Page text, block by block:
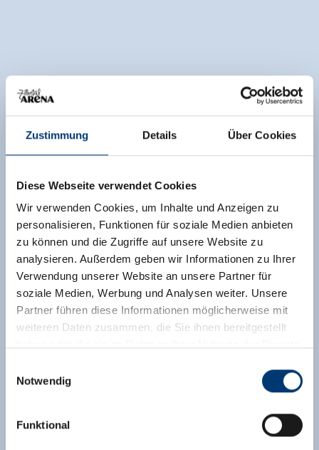
Zustimmung Details Über Cookies
Diese Webseite verwendet Cookies
Wir verwenden Cookies, um Inhalte und Anzeigen zu
personalisieren, Funktionen für soziale Medien anbieten
zu können und die Zugriffe auf unsere Website zu
analysieren. Außerdem geben wir Informationen zu Ihrer
Verwendung unserer Website an unsere Partner für
soziale Medien, Werbung und Analysen weiter. Unsere
Partner führen diese Informationen möglicherweise mit
weiteren Daten zusammen, die Sie ihnen bereitgestellt
Rohr 23// A-6280 Zell am Ziller
Notwendig
Funktional